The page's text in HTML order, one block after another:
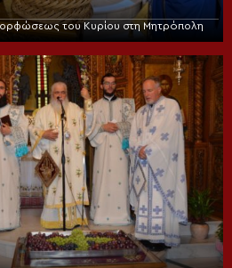
του Κυρίου στη Μητρόπολη